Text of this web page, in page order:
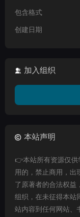
包含格式
创建日期
加入组织
本站声明
👉本站所有资源仅供
用的，禁止商用，出
了原著者的合法权益
组织，在未征得本站
站内容到任何网站、